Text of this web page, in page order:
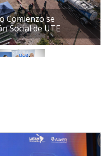
Comienzo se
Social de UTE